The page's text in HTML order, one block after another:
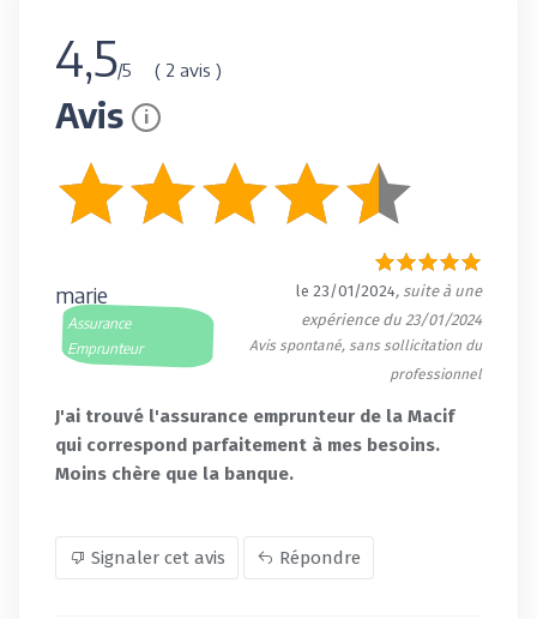
4,5/5 ( 2 avis )
Avis i
marie
Assurance
Emprunteur
le 23/01/2024, suite à une
expérience du 23/01/2024
Avis spontané, sans sollicitation du
professionnel
J'ai trouvé l'assurance emprunteur de la Macif
qui correspond parfaitement à mes besoins.
Moins chère que la banque.
Signaler cet avis Répondre